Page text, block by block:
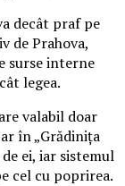
decât praf pe
de Prahova,
surse interne
legea.
valabil doar
în „Grădinița
ei, iar sistemul
cel cu poprirea.